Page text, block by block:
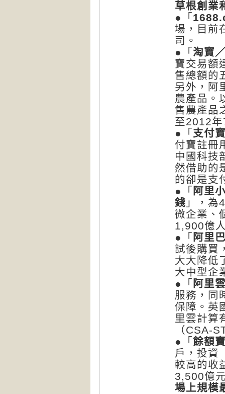
草根創業
●「
場，目前
司。
●「 淘寶
寶交易額
售總額的
另外，阿
農產品。
售農產品
至2012
●「 支付
付寶註冊
中國科技
然借助的
的卻是支
●「 阿里
錢 」，為
微企業、
1,900億
●「 阿里
試後購買
大大降低
大中型企
●「 阿里
服務，同
保障。英
里雲計算
（CSA-
●「 餘額
戶，投資
較高的收
3,500億
場上規模